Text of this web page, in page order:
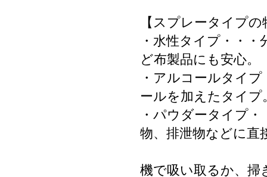
【スプレータイプ
・水性タイプ・・
ど布製品にも安心。
・アルコールタイ
ールを加えたタイ
・パウダータイプ
物、排泄物などに直
機で吸い取るか、掃